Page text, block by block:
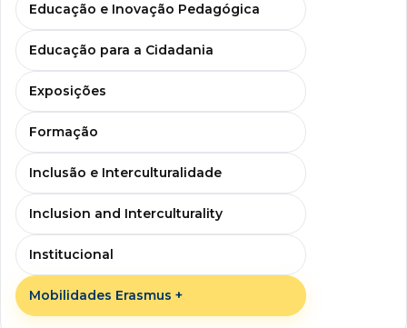
Educação e Inovação Pedagógica
Educação para a Cidadania
Exposições
Formação
Inclusão e Interculturalidade
Inclusion and Interculturality
Institucional
Mobilidades Erasmus +